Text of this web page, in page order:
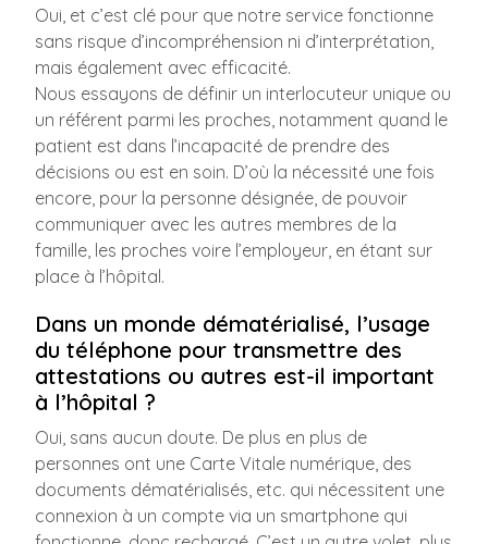
Oui, et c’est clé pour que notre service fonctionne
sans risque d’incompréhension ni d’interprétation,
mais également avec efficacité.
Nous essayons de définir un interlocuteur unique ou
un référent parmi les proches, notamment quand le
patient est dans l’incapacité de prendre des
décisions ou est en soin. D’où la nécessité une fois
encore, pour la personne désignée, de pouvoir
communiquer avec les autres membres de la
famille, les proches voire l’employeur, en étant sur
place à l’hôpital.
Dans un monde dématérialisé, l’usage
du téléphone pour transmettre des
attestations ou autres est-il important
à l’hôpital ?
Oui, sans aucun doute. De plus en plus de
personnes ont une Carte Vitale numérique, des
documents dématérialisés, etc. qui nécessitent une
connexion à un compte via un smartphone qui